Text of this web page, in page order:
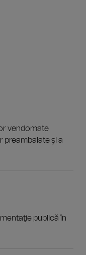
vendomate
preambalate și a
publică în